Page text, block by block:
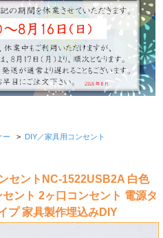
ー > DIY／家具用コンセント
セントNC-1522USB2A 白色
ント 2ヶ口コンセント 電源タ
プ 家具製作埋込みDIY